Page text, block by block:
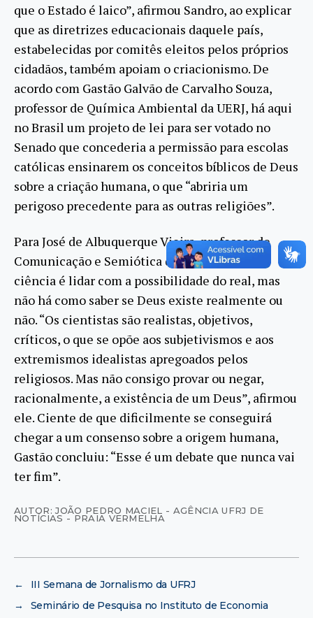
que o Estado é laico”, afirmou Sandro, ao explicar
que as diretrizes educacionais daquele país,
estabelecidas por comitês eleitos pelos próprios
cidadãos, também apoiam o criacionismo. De
acordo com Gastão Galvão de Carvalho Souza,
professor de Química Ambiental da UERJ, há aqui
no Brasil um projeto de lei para ser votado no
Senado que concederia a permissão para escolas
católicas ensinarem os conceitos bíblicos de Deus
sobre a criação humana, o que “abriria um
perigoso precedente para as outras religiões”.
Para José de Albuquerque Vieira, professor de
Comunicação e Semiótica da PUC-SP, fazer
ciência é lidar com a possibilidade do real, mas
não há como saber se Deus existe realmente ou
não. “Os cientistas são realistas, objetivos,
críticos, o que se opõe aos subjetivismos e aos
extremismos idealistas apregoados pelos
religiosos. Mas não consigo provar ou negar,
racionalmente, a existência de um Deus”, afirmou
ele. Ciente de que dificilmente se conseguirá
chegar a um consenso sobre a origem humana,
Gastão concluiu: “Esse é um debate que nunca vai
ter fim”.
AUTOR: JOÃO PEDRO MACIEL - AGÊNCIA UFRJ DE
NOTÍCIAS - PRAIA VERMELHA
←
III Semana de Jornalismo da UFRJ
→
Seminário de Pesquisa no Instituto de Economia